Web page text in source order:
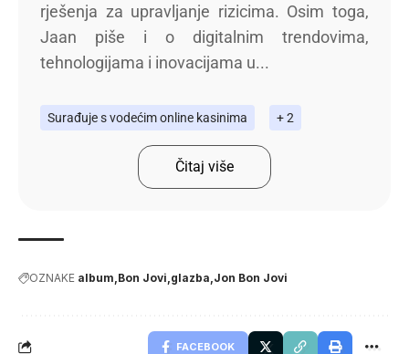
rješenja za upravljanje rizicima. Osim toga,
Jaan piše i o digitalnim trendovima,
tehnologijama i inovacijama u...
Surađuje s vodećim online kasinima + 2
Čitaj više
OZNAKE album Bon Jovi glazba Jon Bon Jovi
FACEBOOK